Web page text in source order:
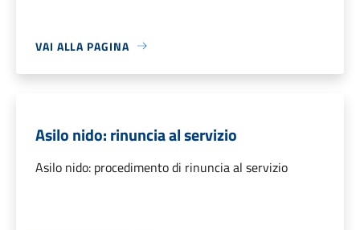
VAI ALLA PAGINA
Asilo nido: rinuncia al servizio
Asilo nido: procedimento di rinuncia al servizio